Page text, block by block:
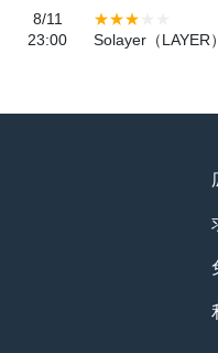
8/11
23:00
Solayer（LAYER